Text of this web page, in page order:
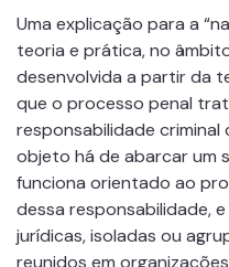
Uma explicação para a
teoria e prática, no
desenvolvida a partir da
que o processo penal
responsabilidade
objeto há de abarcar um
funciona orientado ao
dessa responsabilidade,
jurídicas, isoladas ou
reunidos em